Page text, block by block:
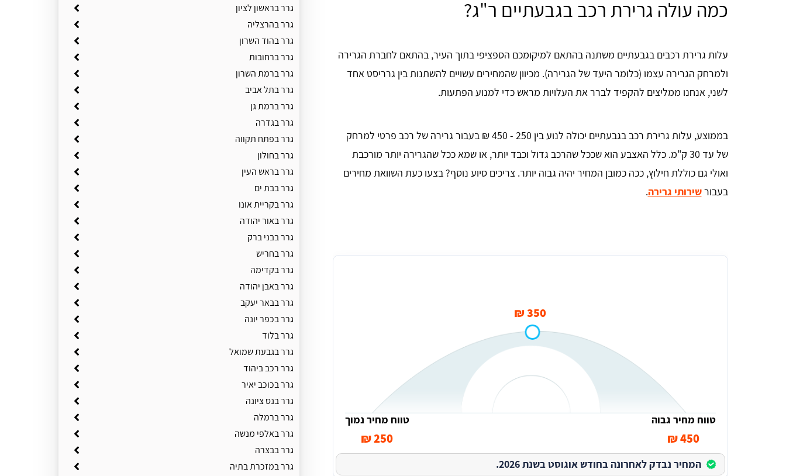
כמה עולה גרירת רכב בגבעתיים ר"ג?
עלות גרירת רכבים בגבעתיים משתנה בהתאם למיקומכם הספציפי בתוך העיר, בהתאם לחברת הגרירה
ולמרחק הגרירה עצמו (כלומר היעד של הגרירה). מכיוון שהמחירים עשויים להשתנות בין גרריסט אחד
לשני, אנחנו ממליצים להקפיד לברר את העלויות מראש כדי למנוע הפתעות.
בממוצע, עלות גרירת רכב בגבעתיים יכולה לנוע בין 250 - 450 ₪ בעבור גרירה של רכב פרטי למרחק
של עד 30 ק"מ. כלל האצבע הוא שככל שהרכב גדול וכבד יותר, או שמא ככל שהגרירה יותר מורכבת
ואולי גם כוללת חילוץ, ככה כמובן המחיר יהיה גבוה יותר. צריכים סיוע נוסף? בצעו כעת השוואת מחירים
בעבורשירותי גרירה.
350 ₪
טווח מחיר גבוה
450 ₪
טווח מחיר נמוך
250 ₪
המחיר נבדק לאחרונה בחודש אוגוסט בשנת 2026.
גרר בראשון לציון
גרר בהרצליה
גרר בהוד השרון
גרר ברחובות
גרר ברמת השרון
גרר בתל אביב
גרר ברמת גן
גרר בגדרה
גרר בפתח תקווה
גרר בחולון
גרר בראש העין
גרר בבת ים
גרר בקריית אונו
גרר באור יהודה
גרר בבני ברק
גרר בחריש
גרר בקדימה
גרר באבן יהודה
גרר בבאר יעקב
גרר בכפר יונה
גרר בלוד
גרר בגבעת שמואל
גרר רכב ביהוד
גרר בכוכב יאיר
גרר בנס ציונה
גרר ברמלה
גרר באלפי מנשה
גרר בבצרה
גרר במזכרת בתיה